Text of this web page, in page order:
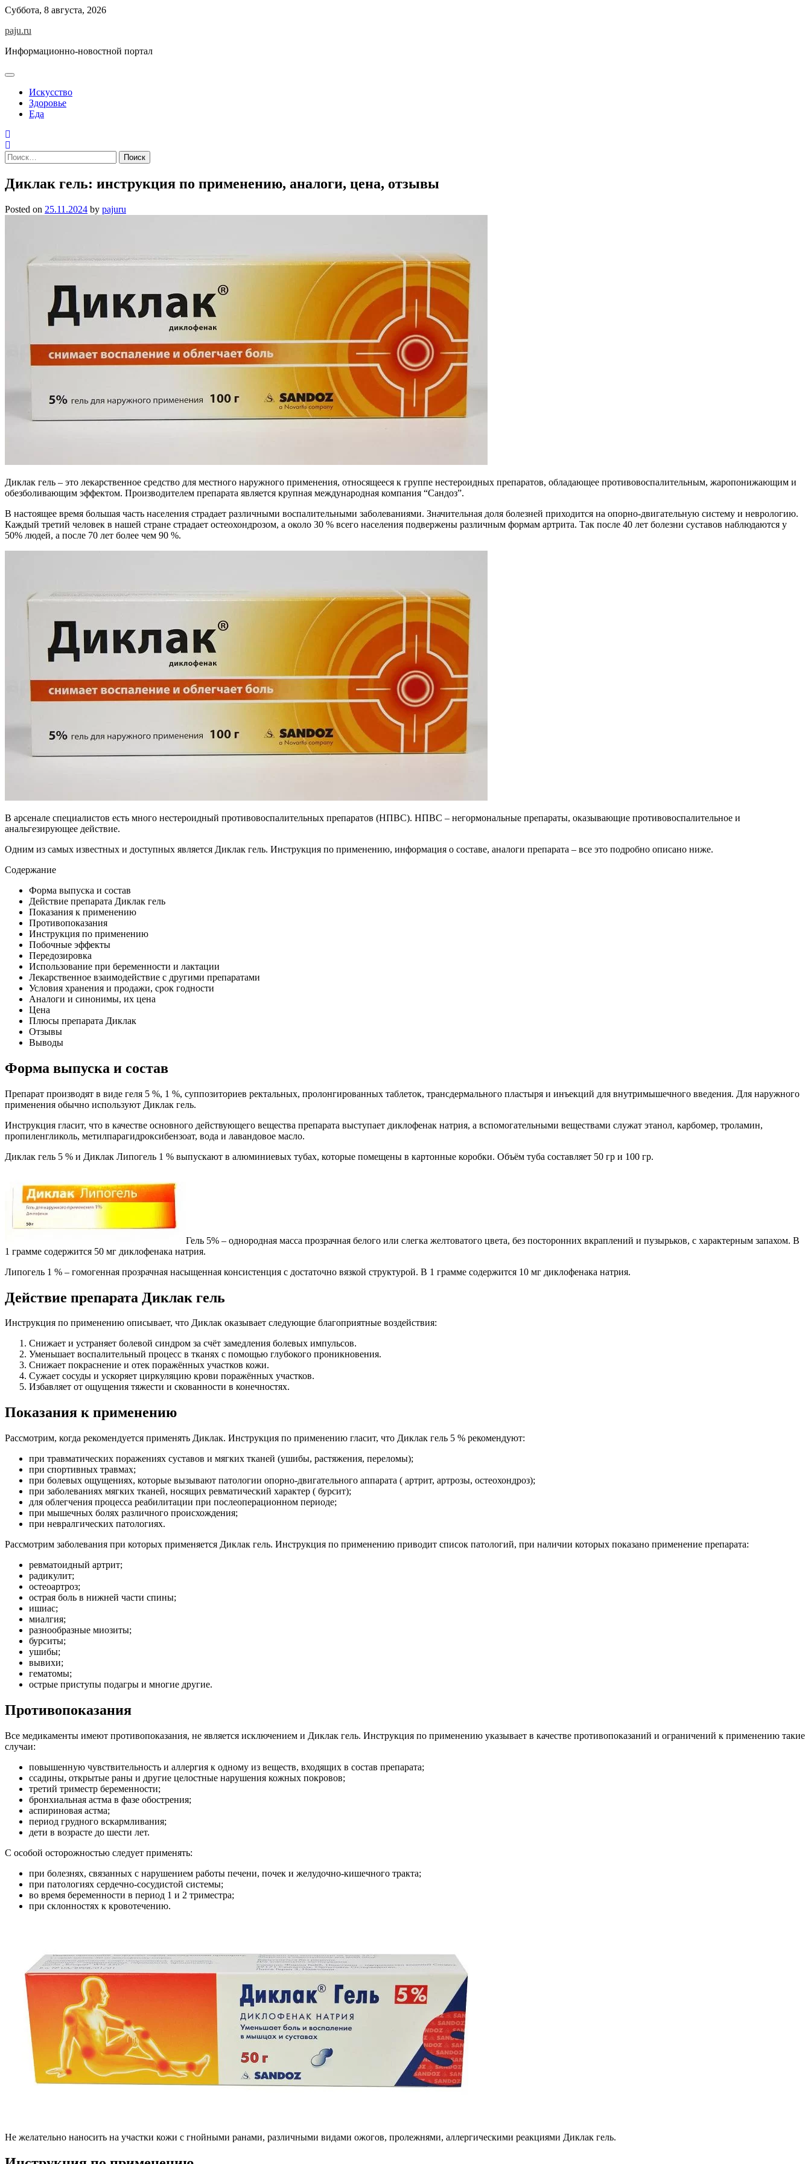
Skip
content
Суббота, 8 августа, 2026
paju.ru
Информационно-новостной портал
Искусство
Здоровье
Еда
Найти:
Диклак гель: инструкция по применению, аналоги, цена, отзывы
Posted on 25.11.2024 by pajuru
Диклак гель – это лекарственное средство для местного наружного применения, относящееся к группе нестероидных препаратов, обладающее противовоспалительным, жаропонижающим и
обезболивающим эффектом. Производителем препарата является крупная международная компания “Сандоз”.
В настоящее время большая часть населения страдает различными воспалительными заболеваниями. Значительная доля болезней приходится на опорно-двигательную систему и неврологию.
Каждый третий человек в нашей стране страдает остеохондрозом, а около 30 % всего населения подвержены различным формам артрита. Так после 40 лет болезни суставов наблюдаются у
50% людей, а после 70 лет более чем 90 %.
В арсенале специалистов есть много нестероидный противовоспалительных препаратов (НПВС). НПВС – негормональные препараты, оказывающие противовоспалительное и
анальгезирующее действие.
Одним из самых известных и доступных является Диклак гель. Инструкция по применению, информация о составе, аналоги препарата – все это подробно описано ниже.
Содержание
Форма выпуска и состав
Действие препарата Диклак гель
Показания к применению
Противопоказания
Инструкция по применению
Побочные эффекты
Передозировка
Использование при беременности и лактации
Лекарственное взаимодействие с другими препаратами
Условия хранения и продажи, срок годности
Аналоги и синонимы, их цена
Цена
Плюсы препарата Диклак
Отзывы
Выводы
Форма выпуска и состав
Препарат производят в виде геля 5 %, 1 %, суппозиториев ректальных, пролонгированных таблеток, трансдермального пластыря и инъекций для внутримышечного введения. Для наружного
применения обычно используют Диклак гель.
Инструкция гласит, что в качестве основного действующего вещества препарата выступает диклофенак натрия, а вспомогательными веществами служат этанол, карбомер, троламин,
пропиленгликоль, метилпарагидроксибензоат, вода и лавандовое масло.
Диклак гель 5 % и Диклак Липогель 1 % выпускают в алюминиевых тубах, которые помещены в картонные коробки. Объём туба составляет 50 гр и 100 гр.
Гель 5% – однородная масса прозрачная белого или слегка желтоватого цвета, без посторонних вкраплений и пузырьков, с характерным запахом. В
1 грамме содержится 50 мг диклофенака натрия.
Липогель 1 % – гомогенная прозрачная насыщенная консистенция с достаточно вязкой структурой. В 1 грамме содержится 10 мг диклофенака натрия.
Действие препарата Диклак гель
Инструкция по применению описывает, что Диклак оказывает следующие благоприятные воздействия:
Снижает и устраняет болевой синдром за счёт замедления болевых импульсов.
Уменьшает воспалительный процесс в тканях с помощью глубокого проникновения.
Снижает покраснение и отек поражённых участков кожи.
Сужает сосуды и ускоряет циркуляцию крови поражённых участков.
Избавляет от ощущения тяжести и скованности в конечностях.
Показания к применению
Рассмотрим, когда рекомендуется применять Диклак. Инструкция по применению гласит, что Диклак гель 5 % рекомендуют:
при травматических поражениях суставов и мягких тканей (ушибы, растяжения, переломы);
при спортивных травмах;
при болевых ощущениях, которые вызывают патологии опорно-двигательного аппарата ( артрит, артрозы, остеохондроз);
при заболеваниях мягких тканей, носящих ревматический характер ( бурсит);
для облегчения процесса реабилитации при послеоперационном периоде;
при мышечных болях различного происхождения;
при невралгических патологиях.
Рассмотрим заболевания при которых применяется Диклак гель. Инструкция по применению приводит список патологий, при наличии которых показано применение препарата:
ревматоидный артрит;
радикулит;
остеоартроз;
острая боль в нижней части спины;
ишиас;
миалгия;
разнообразные миозиты;
бурситы;
ушибы;
вывихи;
гематомы;
острые приступы подагры и многие другие.
Противопоказания
Все медикаменты имеют противопоказания, не является исключением и Диклак гель. Инструкция по применению указывает в качестве противопоказаний и ограничений к применению такие
случаи:
повышенную чувствительность и аллергия к одному из веществ, входящих в состав препарата;
ссадины, открытые раны и другие целостные нарушения кожных покровов;
третий триместр беременности;
бронхиальная астма в фазе обострения;
аспириновая астма;
период грудного вскармливания;
дети в возрасте до шести лет.
С особой осторожностью следует применять:
при болезнях, связанных с нарушением работы печени, почек и желудочно-кишечного тракта;
при патологиях сердечно-сосудистой системы;
во время беременности в период 1 и 2 триместра;
при склонностях к кровотечению.
Не желательно наносить на участки кожи с гнойными ранами, различными видами ожогов, пролежнями, аллергическими реакциями Диклак гель.